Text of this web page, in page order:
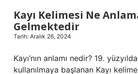
Kayı Kelimesi Ne
Gelmektedir
Tarih: Aralık 26, 2024
Kayı’nın anlamı nedir? 19.
kullanılmaya başlanan Kayı